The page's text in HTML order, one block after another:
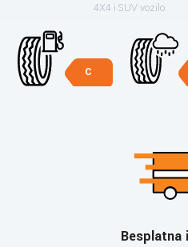
4X4 i SUV vozilo
C
Besplatna